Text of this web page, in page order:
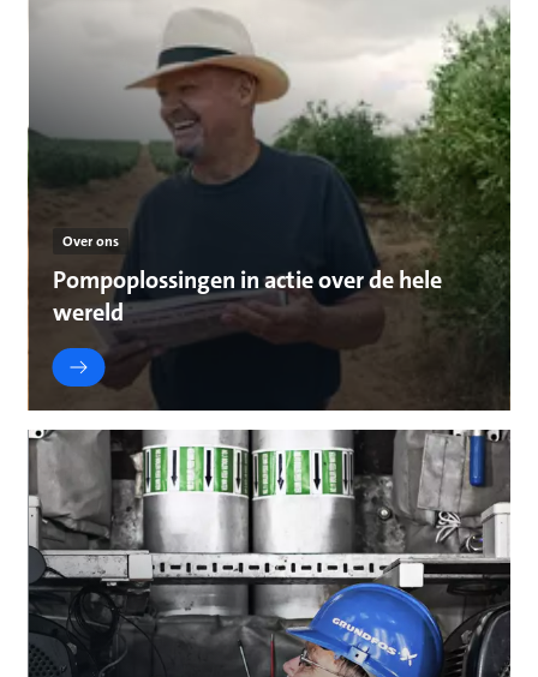
Over ons
Pompoplossingen in actie over de hele
wereld